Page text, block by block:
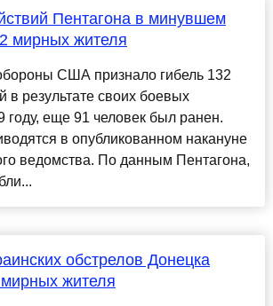
Пентагона в минувшем
мирных жителя
США признало гибель 132
в результате своих боевых
году, еще 91 человек был ранен.
в опубликованном накануне
ведомства. По данным Пентагона,
обстрелов Донецка
жителя